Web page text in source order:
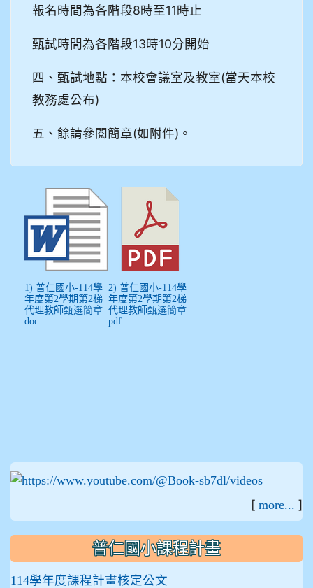
報名時間為各階段8時至11時止
甄試時間為各階段13時10分開始
四、甄試地點：本校會議室及教室(當天本校
教務處公布)
五、餘請參閱簡章(如附件)。
1) 普仁國小-114學
年度第2學期第2梯
代理教師甄選簡章.
doc
2) 普仁國小-114學
年度第2學期第2梯
代理教師甄選簡章.
pdf
[ more... ]
普仁國小課程計畫
114學年度課程計畫核定公文